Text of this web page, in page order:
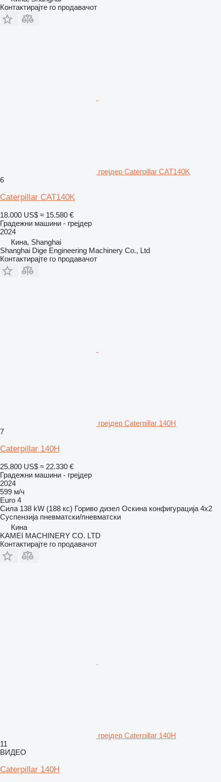
Контактирајте го продавачот
грејдер Caterpillar CAT140K
6
Caterpillar CAT140K
18.000 US$ ≈ 15.580 €
Градежни машини - грејдер
2024
Кина, Shanghai
Shanghai Dige Engineering Machinery Co., Ltd
Контактирајте го продавачот
грејдер Caterpillar 140H
7
Caterpillar 140H
25.800 US$ ≈ 22.330 €
Градежни машини - грејдер
2024
599 м/ч
Euro 4
Сила 138 kW (188 кс) Гориво дизел Оскина конфигурација 4x2
Суспензија пневматски/пневматски
Кина
KAMEI MACHINERY CO. LTD
Контактирајте го продавачот
грејдер Caterpillar 140H
11
ВИДЕО
Caterpillar 140H